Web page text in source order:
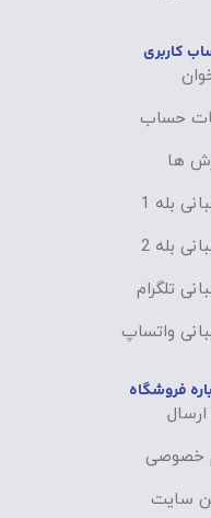
کاربری
حساب
ها
بله 1
بله 2
تلگرام
واتساپ
فروشگاه
خصوصی
سایت